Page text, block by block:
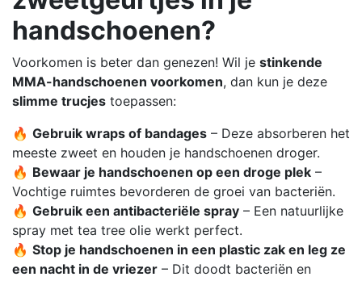
handschoenen?
Voorkomen is beter dan genezen! Wil je stinkende
MMA-handschoenen voorkomen, dan kun je deze
slimme trucjes toepassen:
🔥 Gebruik wraps of bandages – Deze absorberen het
meeste zweet en houden je handschoenen droger.
🔥 Bewaar je handschoenen op een droge plek –
Vochtige ruimtes bevorderen de groei van bacteriën.
🔥 Gebruik een antibacteriële spray – Een natuurlijke
spray met tea tree olie werkt perfect.
🔥 Stop je handschoenen in een plastic zak en leg ze
een nacht in de vriezer – Dit doodt bacteriën en